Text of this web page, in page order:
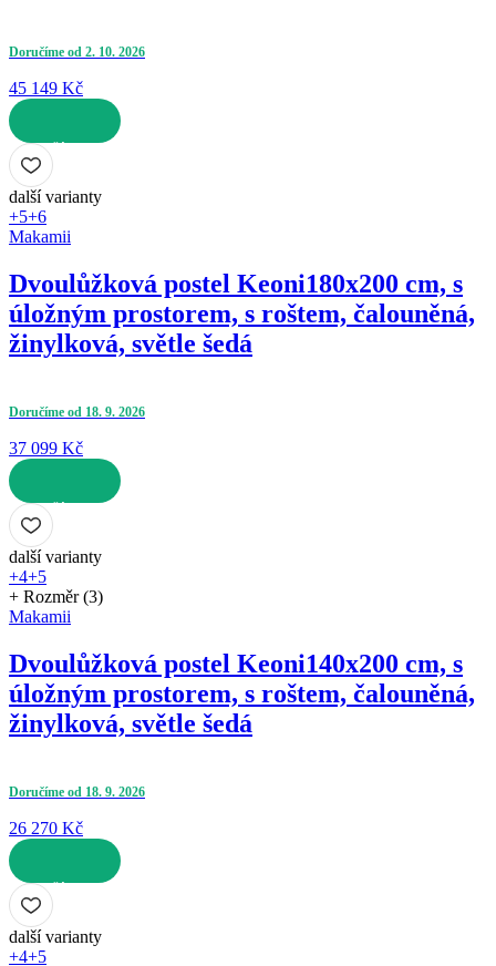
Doručíme od 2. 10. 2026
45 149 Kč
DO KOŠÍKU
další varianty
+5+6
Makamii
Dvoulůžková postel Keoni180x200 cm, s
úložným prostorem, s roštem, čalouněná,
žinylková, světle šedá
Doručíme od 18. 9. 2026
37 099 Kč
DO KOŠÍKU
další varianty
+4+5
+ Rozměr (3)
Makamii
Dvoulůžková postel Keoni140x200 cm, s
úložným prostorem, s roštem, čalouněná,
žinylková, světle šedá
Doručíme od 18. 9. 2026
26 270 Kč
DO KOŠÍKU
další varianty
+4+5